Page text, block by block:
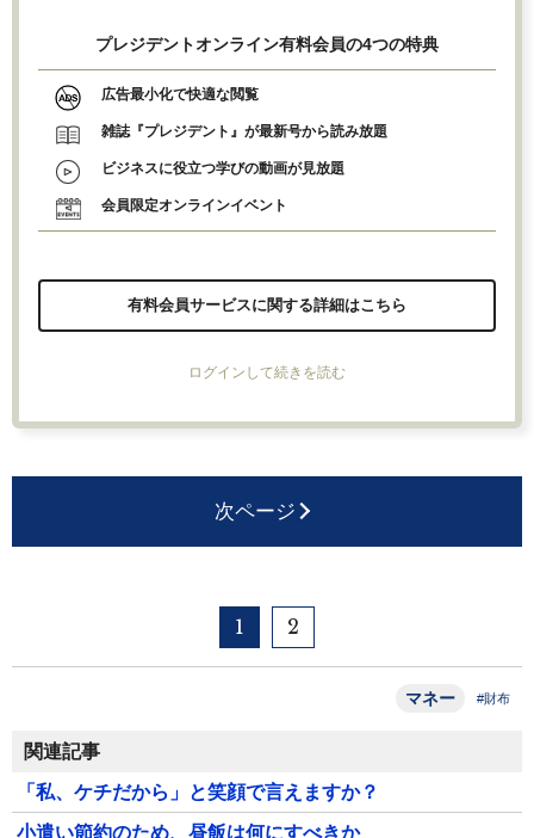
プレジデントオンライン有料会員の4つの特典
広告最小化で快適な閲覧
雑誌『プレジデント』が最新号から読み放題
ビジネスに役立つ学びの動画が見放題
会員限定オンラインイベント
有料会員サービスに関する詳細はこちら
ログインして続きを読む
次ページ
1 2
マネー #財布
関連記事
「私、ケチだから」と笑顔で言えますか？
小遣い節約のため、昼飯は何にすべきか